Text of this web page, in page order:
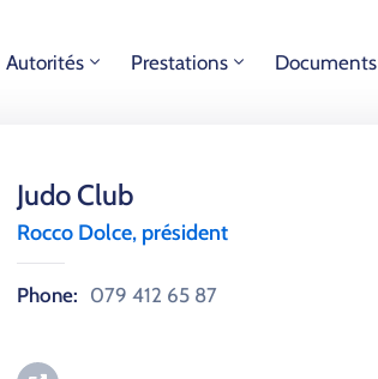
Autorités Prestations Documents
Judo Club
Rocco Dolce, président
Phone: 079 412 65 87